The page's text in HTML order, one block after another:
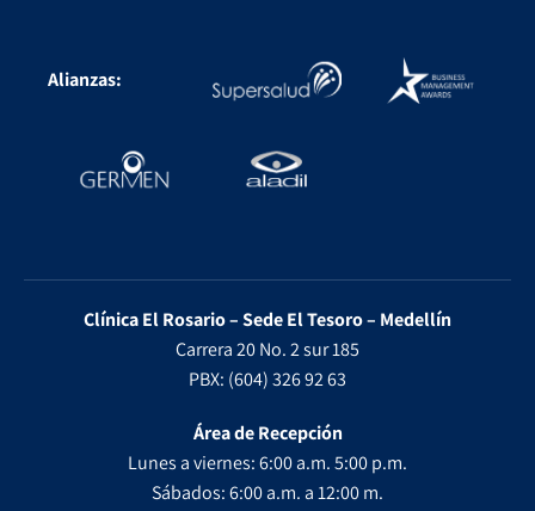
Alianzas:
Clínica El Rosario – Sede El Tesoro – Medellín
Carrera 20 No. 2 sur 185
PBX: (604) 326 92 63
Área de Recepción
Lunes a viernes: 6:00 a.m. 5:00 p.m.
Sábados: 6:00 a.m. a 12:00 m.